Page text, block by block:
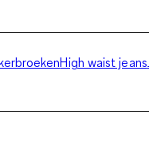
High waist jeans